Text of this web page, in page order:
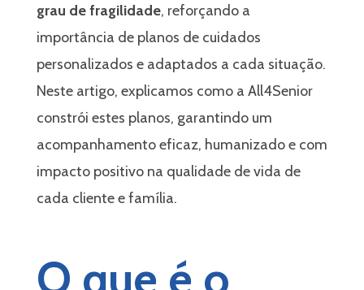
grau de fragilidade, reforçando a
importância de planos de cuidados
personalizados e adaptados a cada situação.
Neste artigo, explicamos como a All4Senior
constrói estes planos, garantindo um
acompanhamento eficaz, humanizado e com
impacto positivo na qualidade de vida de
cada cliente e família.
O que é o